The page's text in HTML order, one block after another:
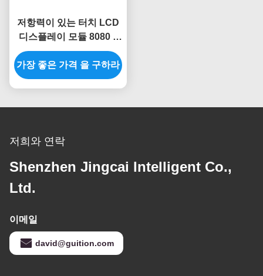
저항력이 있는 터치 LCD
디스플레이 모듈 8080 7
인치 Tft LCD 모듈
800x480 Ssd1963
가장 좋은 가격 을 구하라
저희와 연락
Shenzhen Jingcai Intelligent Co.,
Ltd.
이메일
david@guition.com